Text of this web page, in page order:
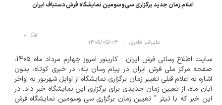
اعلام زمان جدید برگزاری سی‌وسومین نمایشگاه فرش دستباف ایران
علیرضا قادری ۱۴۰۵/۰۵/۰۴
0
سایت اطلاع رسانی فرش ایران - کارپتور امروز چهارم مرداد ماه 1405،
صفحه مرکز ملی فرش ایران در پیام رسان بله، در خبری کوتاه، بدون
اشاره به اعلام قبلی تغییر زمان برگزاری نمایشگاه از اوایل شهریور به اواخر
آبان ماه، از تعیین زمان جدیدی برای برگزاری این نمایشگاه خبر داد. در
این خبر که با تیتر " تعیین زمان برگزاری سی وسومین نمایشگاه فرش